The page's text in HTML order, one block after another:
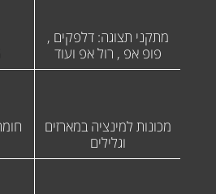
מתקני תצוגה: דלפקים ,
פופ אפ , רול אפ ועוד
מכונות למינציה במארזים
וגלילים